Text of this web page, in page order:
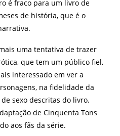
é fraco para um livro de
de história, que é o
uma tentativa de trazer
que tem um público fiel,
interessado em ver a
na fidelidade da
sexo descritas do livro.
de Cinquenta Tons
aos fãs da série.